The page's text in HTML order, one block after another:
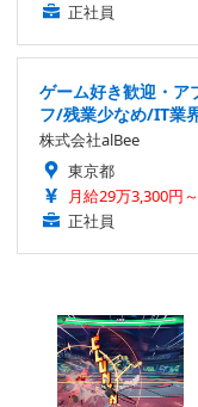
正社員
ゲーム好き歓迎・ア
フ/残業少なめ/IT業
株式会社alBee
東京都
月給29万3,300円
正社員